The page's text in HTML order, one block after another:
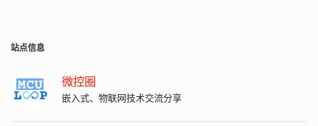
>>> t = (1,) >>> t (1,) 字典（dict） 字典
（key-value）存储，具有极快的查找速
度。 为什么 dict 查找速度这么快？因为
dict 的实现原理和查字典是一样的。假
设字典包含了 1 万个汉字，我们要查某
站点信息
微控圈
嵌入式、物联网技术交流分享